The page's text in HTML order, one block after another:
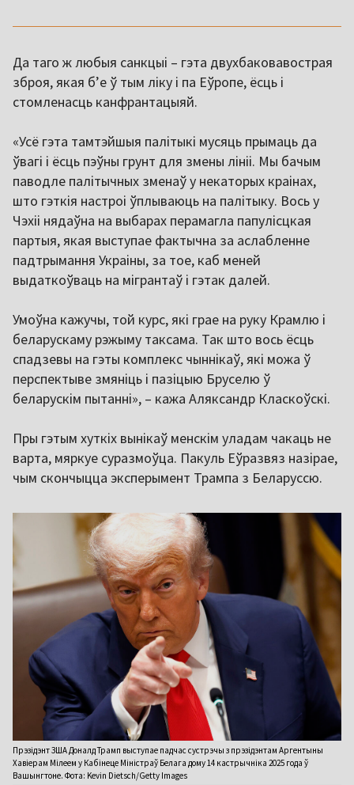
Да таго ж любыя санкцыі – гэта двухбаковавострая
зброя, якая б’е ў тым ліку і па Еўропе, ёсць і
стомленасць канфрантацыяй.
«Усё гэта тамтэйшыя палітыкі мусяць прымаць да
ўвагі і ёсць пэўны грунт для змены лініі. Мы бачым
паводле палітычных зменаў у некаторых краінах,
што гэткія настроі ўплываюць на палітыку. Вось у
Чэхіі нядаўна на выбарах перамагла папулісцкая
партыя, якая выступае фактычна за аслабленне
падтрымання Украіны, за тое, каб меней
выдаткоўваць на мігрантаў і гэтак далей.
Умоўна кажучы, той курс, які грае на руку Крамлю і
беларускаму рэжыму таксама. Так што вось ёсць
спадзевы на гэты комплекс чыннікаў, які можа ў
перспектыве змяніць і пазіцыю Бруселю ў
беларускім пытанні», – кажа Аляксандр Класкоўскі.
Пры гэтым хуткіх вынікаў менскім уладам чакаць не
варта, мяркуе суразмоўца. Пакуль Еўразвяз назірае,
чым скончыцца эксперымент Трампа з Беларуссю.
Прэзідэнт ЗША Доналд Трамп выступае падчас сустрэчы з прэзідэнтам Аргентыны
Хавіерам Мілеем у Кабінеце Міністраў Белага дому 14 кастрычніка 2025 года ў
Вашынгтоне. Фота: Kevin Dietsch/Getty Images